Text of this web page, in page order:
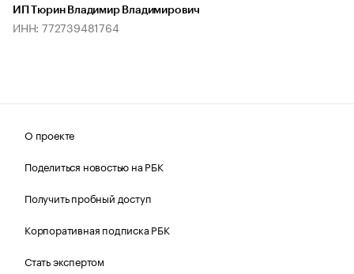
ИП Тюрин Владимир Владимирович
ИНН: 772739481764
О проекте
Поделиться новостью на РБК
Получить пробный доступ
Корпоративная подписка РБК
Стать экспертом